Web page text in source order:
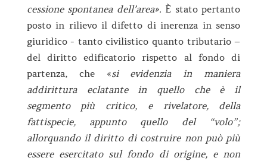
cessione spontanea dell’area». È stato pertanto
posto in rilievo il difetto di inerenza in senso
giuridico - tanto civilistico quanto tributario –
del diritto edificatorio rispetto al fondo di
partenza, che «si evidenzia in maniera
addirittura eclatante in quello che è il
segmento più critico, e rivelatore, della
fattispecie, appunto quello del “volo”;
allorquando il diritto di costruire non può più
essere esercitato sul fondo di origine, e non